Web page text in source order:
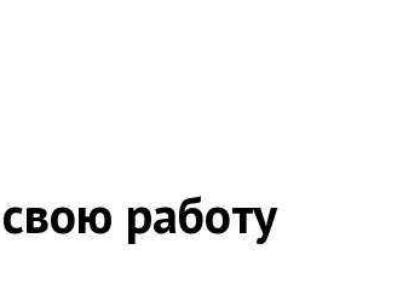
работу